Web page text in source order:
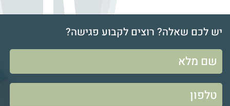
יש לכם שאלה? רוצים לקבוע פגישה?